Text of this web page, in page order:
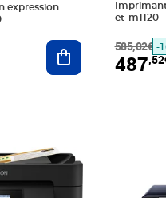
expression
Ajouter au panier
et-m1120
585,02€ -
487